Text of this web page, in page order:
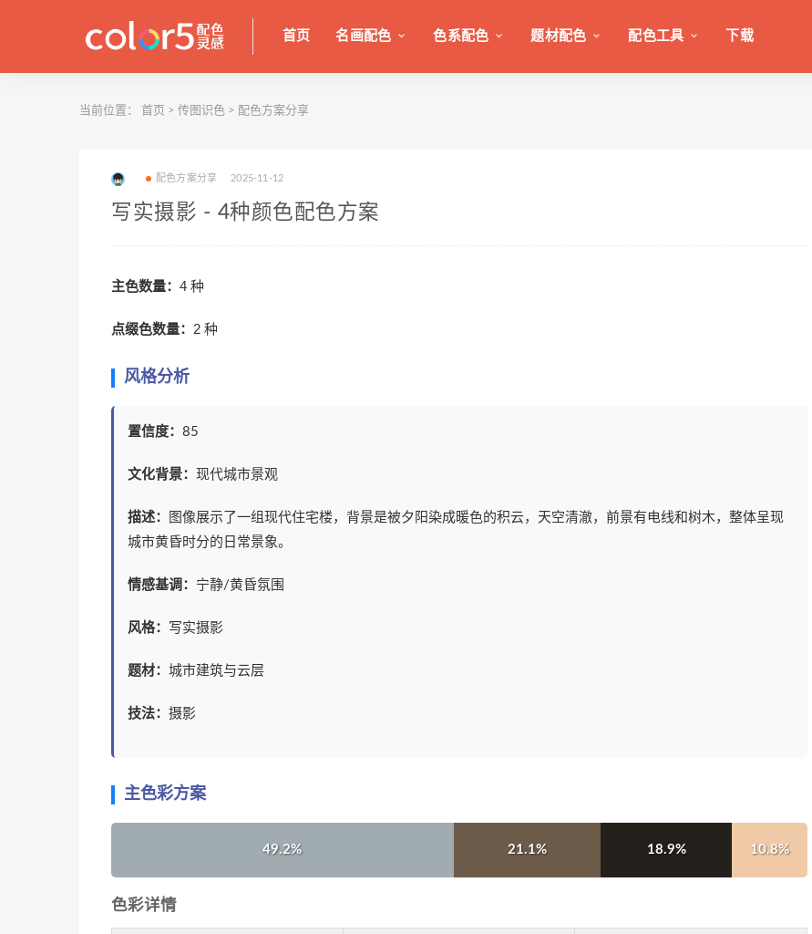
首页 名画配色 色系配色 题材配色 配色工具 下载
当前位置： 首页 > 传图识色 > 配色方案分享
配色方案分享 2025-11-12
写实摄影 - 4种颜色配色方案
主色数量： 4 种
点缀色数量： 2 种
风格分析
置信度： 85
文化背景： 现代城市景观
描述：
图像展示了一组现代住宅楼，背景是被夕阳染成暖色的积云，天空清澈，前景有电线和树木，整体呈现
城市黄昏时分的日常景象。
情感基调： 宁静/黄昏氛围
风格： 写实摄影
题材： 城市建筑与云层
技法： 摄影
主色彩方案
49.2% 21.1% 18.9% 10.8%
色彩详情